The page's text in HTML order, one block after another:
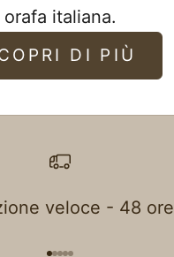
orafa italiana.
DI PIÙ
veloce - 48 ore